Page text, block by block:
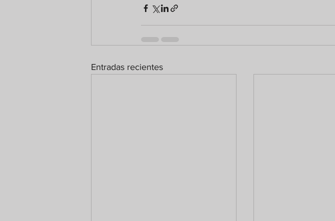
Entradas recientes